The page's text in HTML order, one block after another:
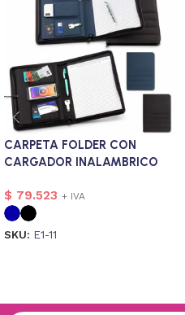
CARPETA FOLDER CON
CARGADOR INALAMBRICO
$ 79.523 + IVA
SKU: E1-11